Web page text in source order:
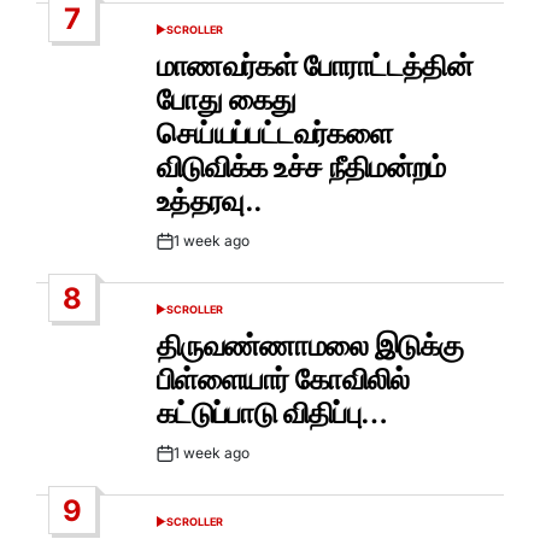
7
POSTED
SCROLLER
மாணவர்கள் போராட்டத்தின்
போது கைது
செய்யப்பட்டவர்களை
விடுவிக்க உச்ச நீதிமன்றம்
உத்தரவு..
Post1 week ago
8
POSTED
SCROLLER
திருவண்ணாமலை இடுக்கு
பிள்ளையார் கோவிலில்
கட்டுப்பாடு விதிப்பு…
Post1 week ago
9
POSTED
SCROLLER